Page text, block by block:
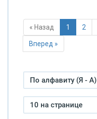
« Назад 1 2
Вперед »
По алфавиту (Я - А)
10 на странице